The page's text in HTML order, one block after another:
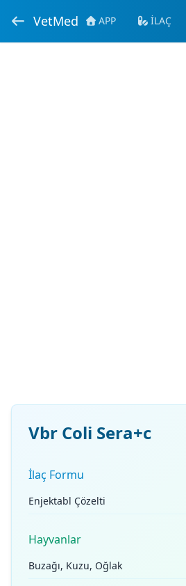
VetMed APP İLAÇ
Vbr Coli Sera+c
İlaç Formu
Enjektabl Çözelti
Hayvanlar
Buzağı, Kuzu, Oğlak